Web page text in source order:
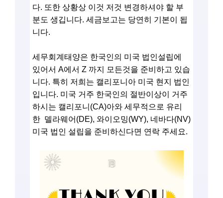
다. 또한 상황상 이것 저것 변경하셔야 할 부
분도 생깁니다. 세금보고는 당연히 기본이 됩
니다.
세무회계태양은 한국인의 미국 법인설립에
있어서 A에서 Z 까지 모든것을 준비하고 있습
니다. 특히 저희는 캘리포니아 미국 현지 법인
입니다. 미국 거주 한국인의 절반이상이 거주
하시는 캘리포니(CA)아와 세무적으로 유리
한 델라웨어(DE), 와이오밍(WY), 네바다(NV)
미국 법인 설립을 준비하신다면 연락 주세요.